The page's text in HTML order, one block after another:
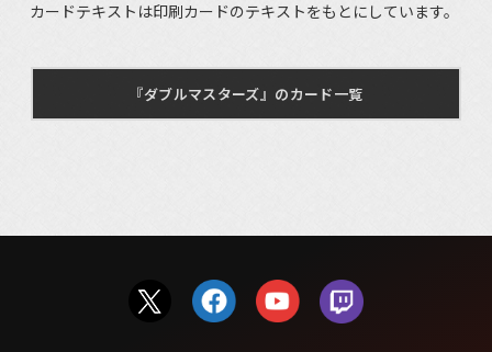
カードテキストは印刷カードのテキストをもとにしています。
『ダブルマスターズ』のカード一覧